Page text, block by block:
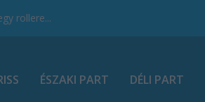
rollere...
ÉSZAKI PART DÉLI PART